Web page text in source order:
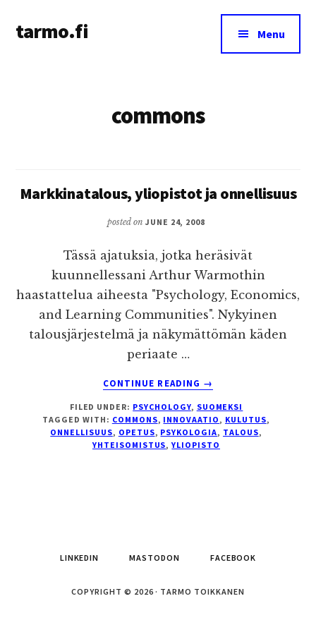
main
menu
tarmo.fi
life
Menu
commons
Markkinatalous, yliopistot ja onnellisuus
posted on JUNE 24, 2008
Tässä ajatuksia, jotka heräsivät
kuunnellessani Arthur Warmothin
haastattelua aiheesta "Psychology, Economics,
and Learning Communities". Nykyinen
talousjärjestelmä ja näkymättömän käden
periaate …
CONTINUE READING
ABOUT
YLIOPISTOT
JA
ONNELLISUUS
→
FILED UNDER: PSYCHOLOGY, SUOMEKSI
TAGGED WITH: COMMONS, INNOVAATIO , KULUTUS,
ONNELLISUUS, OPETUS, PSYKOLOGIA, TALOUS,
YHTEISOMISTUS,YLIOPISTO
LINKEDIN MASTODON FACEBOOK
COPYRIGHT © 2026 · TARMO TOIKKANEN